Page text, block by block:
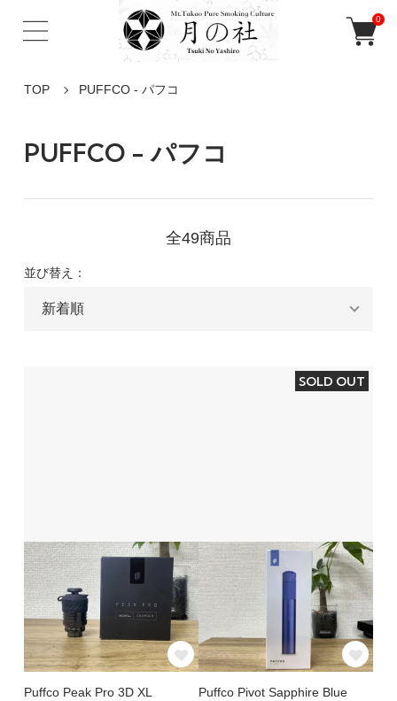
0
TOP PUFFCO - パフコ
PUFFCO - パフコ
全49商品
並び替え：
Puffco Peak Pro 3D XL
SOLD OUT
Puffco Pivot Sapphire Blue